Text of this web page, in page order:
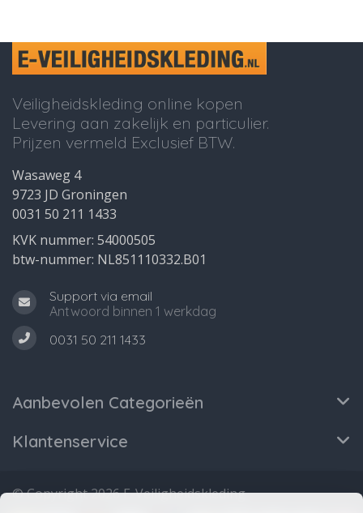
Veiligheidskleding online kopen
Levering aan zakelijk en particulier.
Prijzen vermeld Exclusief BTW.
Wasaweg 4
9723 JD Groningen
0031 50 211 1433
KVK nummer: 54000505
btw-nummer: NL851110332.B01
Support via email
Antwoord binnen 1 werkdag
0031 50 211 1433
Aanbevolen Categorieën
Klantenservice
© Copyright 2026 E-Veiligheidskleding